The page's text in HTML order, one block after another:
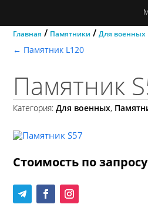
Главная / Памятники/ Для военных
← Памятник L120
Памятник
Категория: Для военных,
Стоимость по запросу